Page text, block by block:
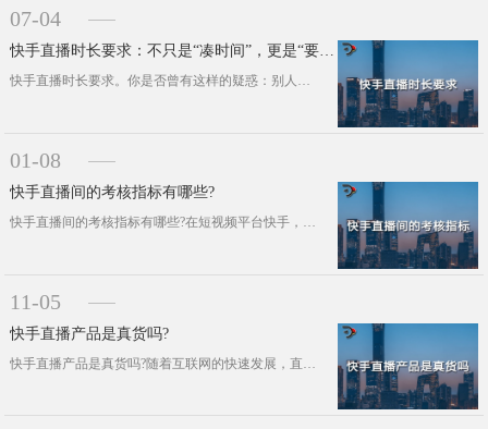
07-04
快手直播时长要求：不只是“凑时间”，更是“要有效”!
快手直播时长要求。你是否曾有这样的疑惑：别人直播场观破万、热度飙升，自己开播却总像“石沉大海”?除了内容本身，你可能忽略了一个···
01-08
快手直播间的考核指标有哪些?
快手直播间的考核指标有哪些?在短视频平台快手，直播已成为众多创作者展示自我、吸引粉丝并实现变现的重要途径。要想在快手直播间脱颖···
11-05
快手直播产品是真货吗?